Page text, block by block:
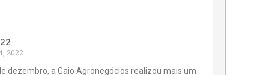
2022
dezembro, a Gaio Agronegócios realizou mais um